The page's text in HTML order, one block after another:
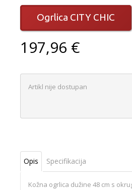
Ogrlica CITY CHIC
197,96 €
Artikl nije dostupan
Opis Specifikacija
Kožna ogrlica dužine 48 cm s